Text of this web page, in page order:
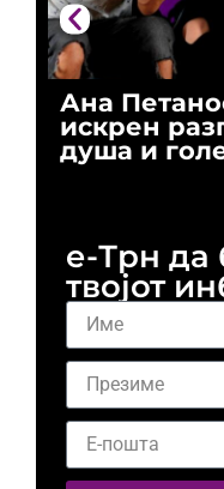
Ана
искрен
душа и
е-Трн да
твојот